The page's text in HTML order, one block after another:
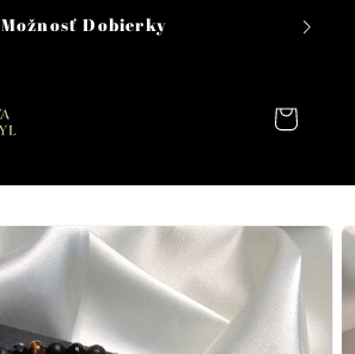
Možnosť Dobierky
Košík